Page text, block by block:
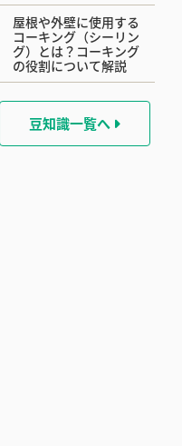
屋根や外壁に使用する
コーキング（シーリン
グ）とは？コーキング
の役割について解説
豆知識一覧へ